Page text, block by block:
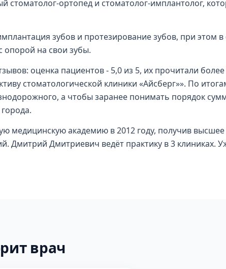
стоматолог-ортопед и стоматолог-имплантолог,
зубов и протезирование зубов, при этом
опорой на свои зубы.
оценка пациентов - 5,0 из 5, их прочитали
стоматологической клиники «Айсберг»». По
а чтобы заранее понимать порядок
медицинскую академию в 2012 году, получив
Дмитрий Дмитриевич ведёт практику в 3 клиниках.
врач